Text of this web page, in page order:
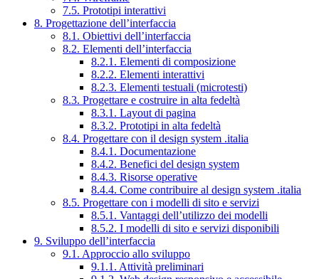
7.5. Prototipi interattivi
8. Progettazione dell’interfaccia
8.1. Obiettivi dell’interfaccia
8.2. Elementi dell’interfaccia
8.2.1. Elementi di composizione
8.2.2. Elementi interattivi
8.2.3. Elementi testuali (microtesti)
8.3. Progettare e costruire in alta fedeltà
8.3.1. Layout di pagina
8.3.2. Prototipi in alta fedeltà
8.4. Progettare con il design system .italia
8.4.1. Documentazione
8.4.2. Benefici del design system
8.4.3. Risorse operative
8.4.4. Come contribuire al design system .italia
8.5. Progettare con i modelli di sito e servizi
8.5.1. Vantaggi dell’utilizzo dei modelli
8.5.2. I modelli di sito e servizi disponibili
9. Sviluppo dell’interfaccia
9.1. Approccio allo sviluppo
9.1.1. Attività preliminari